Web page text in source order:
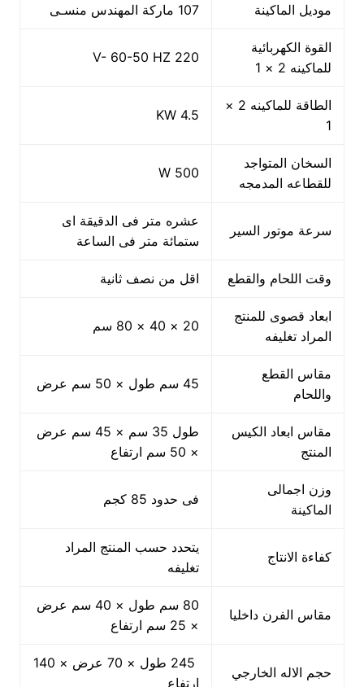
موديل الماكينة 107 ماركة المهندس منسـى
القوة الكهربائية
للماكينه 2 × 1
220 V- 60-50 HZ
الطاقة للماكينه 2 ×
1
4.5 KW
السخان المتواجد
للقطاعه المدمجه
500 W
سرعة موتور السير
عشره متر فى الدقيقة اى
ستمائة متر فى الساعة
وقت اللحام والقطع اقل من نصف ثانية
ابعاد قصوى للمنتج
المراد تغليفه
20 × 40 × 80 سم
مقاس القطع
واللحام
45 سم طول × 50 سم عرض
مقاس ابعاد الكيس
المنتج
طول 35 سم × 45 سم عرض
× 50 سم ارتفاع
وزن اجمالى
الماكينة
فى حدود 85 كجم
كفاءة الانتاج
يتحدد حسب المنتج المراد
تغليفه
مقاس الفرن داخليا
80 سم طول × 40 سم عرض
× 25 سم ارتفاع
حجم الاله الخارجي
245 طول × 70 عرض × 140
ارتفاع